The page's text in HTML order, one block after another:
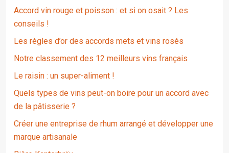
Accord vin rouge et poisson : et si on osait ? Les
conseils !
Les règles d’or des accords mets et vins rosés
Notre classement des 12 meilleurs vins français
Le raisin : un super-aliment !
Quels types de vins peut-on boire pour un accord avec
de la pâtisserie ?
Créer une entreprise de rhum arrangé et développer une
marque artisanale